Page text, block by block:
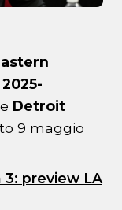
e Detroit
9 maggio
3: preview LA